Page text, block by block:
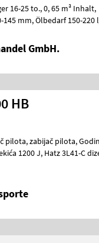
GmbH.
HB
Godina